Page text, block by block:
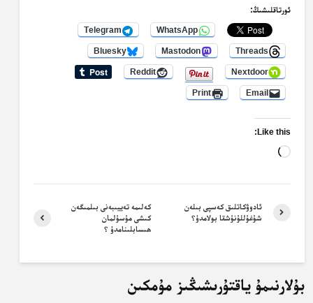
ئورتاقلىشىڭ:
WhatsApp
Telegram
Threads
Mastodon
Bluesky
Nextdoor
Reddit
Email
Print
Like this:
Loading…
كەلىمە تەييىبەنى بىلمىگەن
كىشى مۇسۇلمان
ھىسابلىنامدۇ ؟
ئادوۋكاتلىق كەسپى بىلەن
شۇغۇللۇنۇشقا بولامدۇ؟
بۇلارنىمۇ ياقتۇرىشىڭىز مۇمكىن